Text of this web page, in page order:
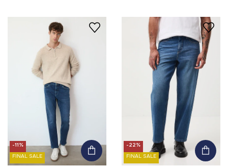
-11%
FINAL SALE
-22%
FINAL SALE